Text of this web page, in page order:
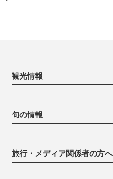
観光情報
旬の情報
旅行・メディア関係者の方へ